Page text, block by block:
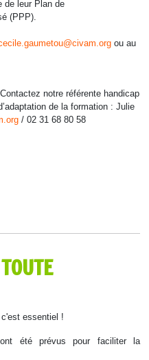
de leur Plan de
(PPP).
ou au
notre référente handicap
de la formation : Julie
/ 02 31 68 80 58
essentiel !
été prévus pour faciliter la